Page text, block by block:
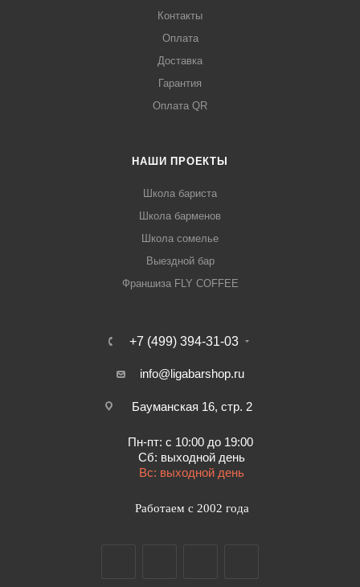
Контакты
Оплата
Доставка
Гарантия
Оплата QR
НАШИ ПРОЕКТЫ
Школа бариста
Школа барменов
Школа сомелье
Выездной бар
Франшиза FLY COFFEE
+7 (499) 394-31-03
info@ligabarshop.ru
Бауманская 16, стр. 2
Пн-пт: с 10:00 до 19:00
Сб: выходной день
Вс: выходной день
Работаем с 2002 года